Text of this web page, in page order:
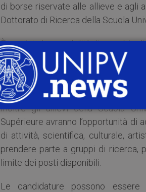
di borse riservate alle allieve e agli
Dottorato di Ricerca della Scuola
È prevista la possibilità di scambio
a disposizione due alloggi gratuiti
Collegio Ghislieri, inclusi studenti
dell’ENS due alloggi gratuiti in una
Inoltre gli allievi della Scuola
Supérieure avranno l’opportunità
di attività, scientifica, culturale,
prendere parte a gruppi di ricerca,
limite dei posti disponibili.
Le candidature possono essere